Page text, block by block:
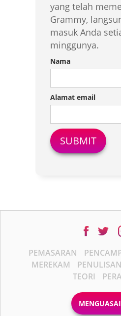
yang telah
Grammy,
masuk Anda
minggunya.
Nama
Alamat email
PEMASARAN
MEREKAM
TEORI